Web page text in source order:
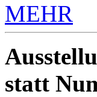
MEHR
statt